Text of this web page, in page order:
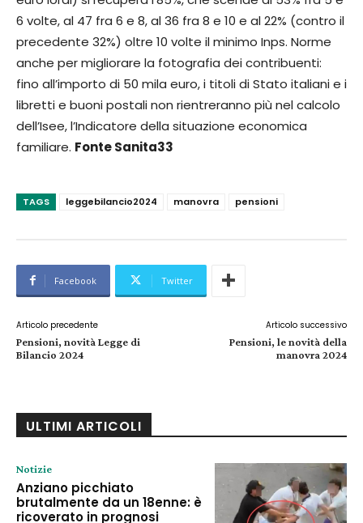
6 volte, al 47 fra 6 e 8, al 36 fra 8 e 10 e al 22% (contro il
precedente 32%) oltre 10 volte il minimo Inps. Norme
anche per migliorare la fotografia dei contribuenti:
fino all’importo di 50 mila euro, i titoli di Stato italiani e i
libretti e buoni postali non rientreranno più nel calcolo
dell’Isee, l’Indicatore della situazione economica
familiare. Fonte Sanita33
TAGS leggebilancio2024 manovra pensioni
Facebook Twitter
Articolo precedente
Pensioni, novità Legge di
Bilancio 2024
Articolo successivo
Pensioni, le novità della
manovra 2024
ULTIMI ARTICOLI
Notizie
Anziano picchiato
brutalmente da un 18enne: è
ricoverato in prognosi